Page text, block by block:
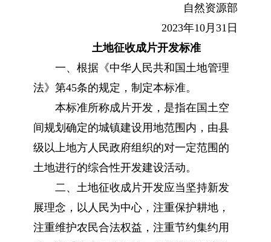
自然资源部
2023年10月31日
土地征收成片开发标准
一、根据《中华人民共和国土地管理
法》第45条的规定，制定本标准。
本标准所称成片开发，是指在国土空
间规划确定的城镇建设用地范围内，由县
级以上地方人民政府组织的对一定范围的
土地进行的综合性开发建设活动。
二、土地征收成片开发应当坚持新发
展理念，以人民为中心，注重保护耕地，
注重维护农民合法权益，注重节约集约用